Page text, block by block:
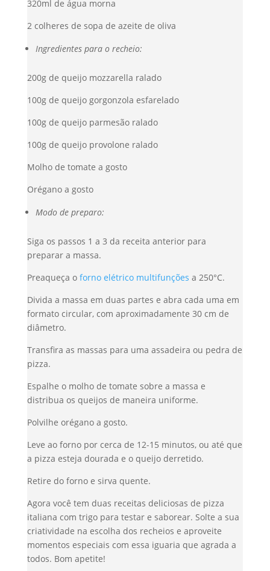
320ml de água morna
2 colheres de sopa de azeite de oliva
Ingredientes para o recheio:
200g de queijo mozzarella ralado
100g de queijo gorgonzola esfarelado
100g de queijo parmesão ralado
100g de queijo provolone ralado
Molho de tomate a gosto
Orégano a gosto
Modo de preparo:
Siga os passos 1 a 3 da receita anterior para
preparar a massa.
Preaqueça o forno elétrico multifunções a 250°C.
Divida a massa em duas partes e abra cada uma em
formato circular, com aproximadamente 30 cm de
diâmetro.
Transfira as massas para uma assadeira ou pedra de
pizza.
Espalhe o molho de tomate sobre a massa e
distribua os queijos de maneira uniforme.
Polvilhe orégano a gosto.
Leve ao forno por cerca de 12-15 minutos, ou até que
a pizza esteja dourada e o queijo derretido.
Retire do forno e sirva quente.
Agora você tem duas receitas deliciosas de pizza
italiana com trigo para testar e saborear. Solte a sua
criatividade na escolha dos recheios e aproveite
momentos especiais com essa iguaria que agrada a
todos. Bom apetite!